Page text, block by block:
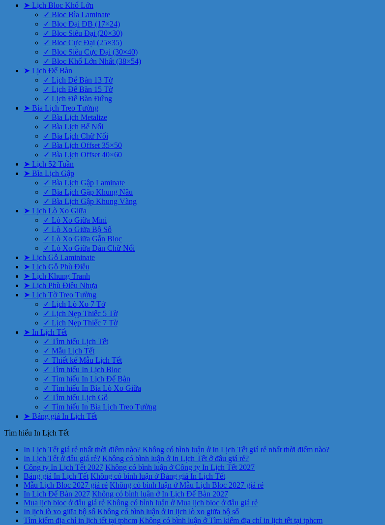
➤ Lịch Bloc Khổ Lớn
✓ Bloc Bìa Laminate
✓ Bloc Đại ĐB (17×24)
✓ Bloc Siêu Đại (20×30)
✓ Bloc Cực Đại (25×35)
✓ Bloc Siêu Cực Đại (30×40)
✓ Bloc Khổ Lớn Nhất (38×54)
➤ Lịch Để Bàn
✓ Lịch Để Bàn 13 Tờ
✓ Lịch Để Bàn 15 Tờ
✓ Lịch Để Bàn Đứng
➤ Bìa Lịch Treo Tường
✓ Bìa Lịch Metalize
✓ Bìa Lịch Bế Nổi
✓ Bìa Lịch Chữ Nổi
✓ Bìa Lịch Offset 35×50
✓ Bìa Lịch Offset 40×60
➤ Lịch 52 Tuần
➤ Bìa Lịch Gập
✓ Bìa Lịch Gập Laminate
✓ Bìa Lịch Gập Khung Nâu
✓ Bìa Lịch Gập Khung Vàng
➤ Lịch Lò Xo Giữa
✓ Lò Xo Giữa Mini
✓ Lò Xo Giữa Bộ Số
✓ Lò Xo Giữa Gắn Bloc
✓ Lò Xo Giữa Dán Chữ Nổi
➤ Lịch Gỗ Lamininate
➤ Lịch Gỗ Phù Điêu
➤ Lịch Khung Tranh
➤ Lịch Phù Điêu Nhựa
➤ Lịch Tờ Treo Tường
✓ Lịch Lò Xo 7 Tờ
✓ Lịch Nẹp Thiếc 5 Tờ
✓ Lịch Nẹp Thiếc 7 Tờ
➤ In Lịch Tết
✓ Tìm hiểu Lịch Tết
✓ Mẫu Lịch Tết
✓ Thiết kế Mẫu Lịch Tết
✓ Tìm hiểu In Lịch Bloc
✓ Tìm hiểu In Lịch Để Bàn
✓ Tìm hiểu In Bìa Lò Xo Giữa
✓ Tìm hiểu Lịch Gỗ
✓ Tìm hiểu In Bìa Lịch Treo Tường
➤ Bảng giá In Lịch Tết
Tìm hiểu In Lịch Tết
In Lịch Tết giá rẻ nhất thời điểm nào? Không có bình luận ở In Lịch Tết giá rẻ nhất thời điểm nào?
In Lịch Tết ở đâu giá rẻ? Không có bình luận ở In Lịch Tết ở đâu giá rẻ?
Công ty In Lịch Tết 2027 Không có bình luận ở Công ty In Lịch Tết 2027
Bảng giá In Lịch Tết Không có bình luận ở Bảng giá In Lịch Tết
Mẫu Lịch Bloc 2027 giá rẻ Không có bình luận ở Mẫu Lịch Bloc 2027 giá rẻ
In Lịch Để Bàn 2027 Không có bình luận ở In Lịch Để Bàn 2027
Mua lịch bloc ở đâu giá rẻ Không có bình luận ở Mua lịch bloc ở đâu giá rẻ
In lịch lò xo giữa bộ số Không có bình luận ở In lịch lò xo giữa bộ số
Tìm kiếm địa chỉ in lịch tết tại tphcm Không có bình luận ở Tìm kiếm địa chỉ in lịch tết tại tphcm